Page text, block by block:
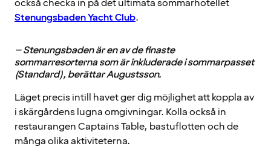
också checka in på det ultimata sommarhotellet
Stenungsbaden Yacht Club.
– Stenungsbaden är en av de finaste
sommarresorterna som är inkluderade i sommarpasset
(Standard), berättar Augustsson.
Läget precis intill havet ger dig möjlighet att koppla av
i skärgårdens lugna omgivningar. Kolla också in
restaurangen Captains Table, bastuflotten och de
många olika aktiviteterna.